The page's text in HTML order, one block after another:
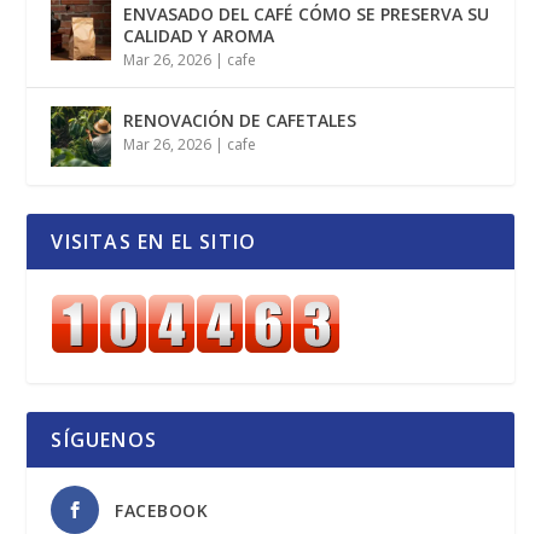
ENVASADO DEL CAFÉ CÓMO SE PRESERVA SU
CALIDAD Y AROMA
Mar 26, 2026 | cafe
RENOVACIÓN DE CAFETALES
Mar 26, 2026 | cafe
VISITAS EN EL SITIO
SÍGUENOS
FACEBOOK